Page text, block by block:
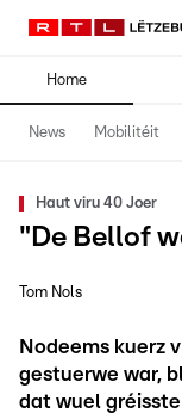
Home
News Mobilitéit
Haut viru 40 Joer
"De Bellof
Tom Nols
Nodeems kuerz
gestuerwe war,
dat wuel